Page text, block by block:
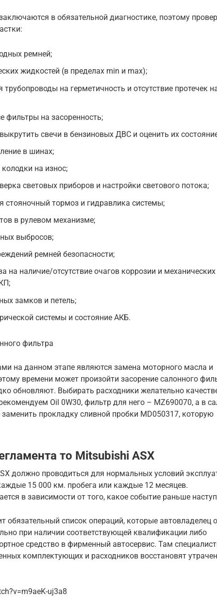
в обязательной диагностике, поэтому
ремней;
жидкостей (в пределах min и max);
трубопроводы на герметичность и отсутствие протечек
фильтры на засоренность;
свечи в бензиновых ДВС и оценить их
в шинах;
на износ;
световых приборов и настройки светового потока;
стояночный тормоз и гидравлика системы;
в рулевом механизме;
выбросов;
ремней безопасности;
на наличие/отсутствие очагов коррозии и механических
замков и петель;
системы и состояние АКБ.
фильтра
на данном этапе являются замена моторного масла и
времени может произойти засорение салонного
обновляют. Выбирать расходники желательно
Oil 0W30, фильтр для него – MZ690070, а в
прокладку сливной пробки MD050317, которую
то Mitsubishi ASX
должно проводиться для нормальных условий
15 000 км. пробега или каждые 12 месяцев.
в зависимости от того, какое событие раньше
обязательный список операций, которые автовладелец
при наличии соответствующей квалификации либо
средство в фирменный автосервис. Там
комплектующих и расходников восстановят
uj3a8